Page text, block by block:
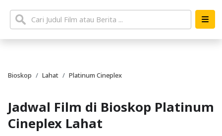
Bioskop Lahat Platinum Cineplex
Jadwal Film di Bioskop Platinum
Cineplex Lahat